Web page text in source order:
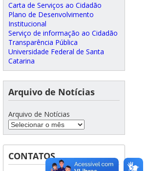
Carta de Serviços ao Cidadão
Plano de Desenvolvimento
Institucional
Serviço de informação ao Cidadão
Transparência Pública
Universidade Federal de Santa
Catarina
Arquivo de Notícias
Arquivo de Notícias
CONTATOS